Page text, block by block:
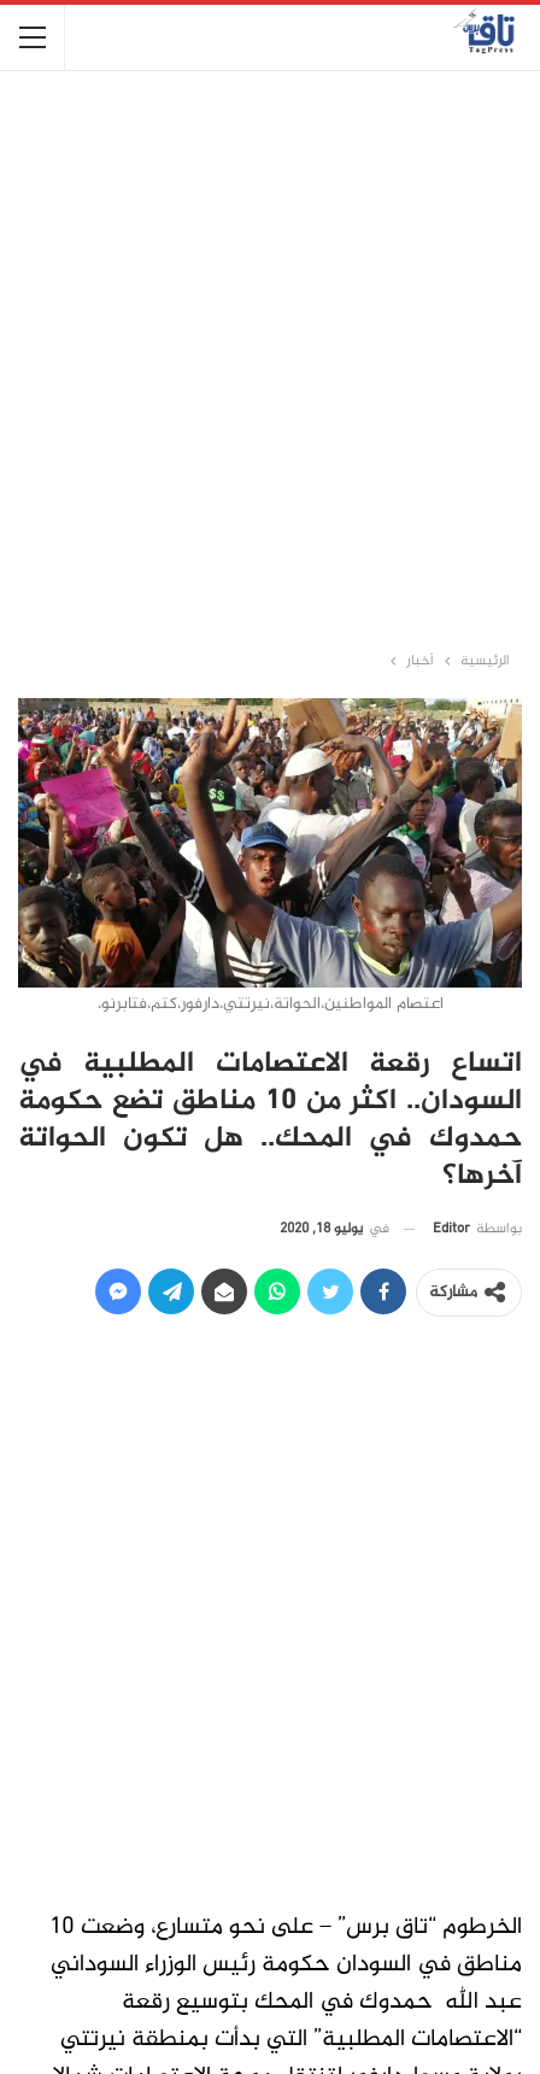
الرئيسية أخبار
اعتصام المواطنين،الحواتة،نيرتتي،دارفور،كتم،فتابرنو،
اتساع رقعة الاعتصامات المطلبية في
السودان.. اكثر من 10 مناطق تضع حكومة
حمدوك في المحك.. هل تكون الحواتة
آخرها؟
بواسطة Editor في يوليو 18, 2020
مشاركة
الخرطوم “تاق برس” – على نحو متسارع، وضعت 10
مناطق في السودان حكومة رئيس الوزراء السوداني
عبد الله حمدوك في المحك بتوسيع رقعة
“الاعتصامات المطلبية” التي بدأت بمنطقة نيرتتي